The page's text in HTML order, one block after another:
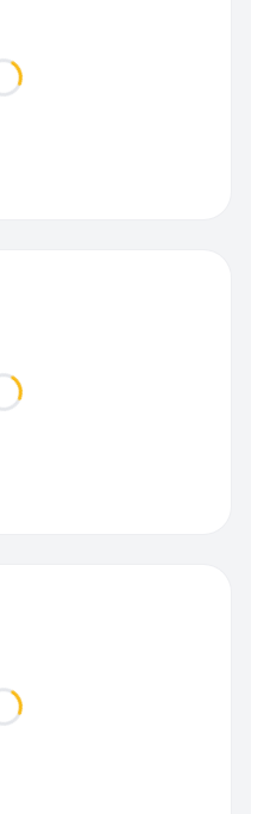
Loading...
Loading...
Loading...